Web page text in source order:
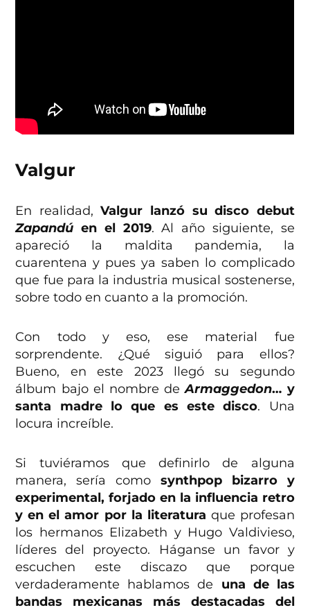
Valgur
En realidad, Valgur lanzó su disco debut
Zapandú en el 2019. Al año siguiente, se
apareció la maldita pandemia, la
cuarentena y pues ya saben lo complicado
que fue para la industria musical sostenerse,
sobre todo en cuanto a la promoción.
Con todo y eso, ese material fue
sorprendente. ¿Qué siguió para ellos?
Bueno, en este 2023 llegó su segundo
álbum bajo el nombre deArmaggedon… y
santa madre lo que es este disco. Una
locura increíble.
Si tuviéramos que definirlo de alguna
manera, sería como synthpop bizarro y
experimental, forjado en la influencia retro
y en el amor por la literatura que profesan
los hermanos Elizabeth y Hugo Valdivieso,
líderes del proyecto. Háganse un favor y
escuchen este discazo que porque
verdaderamente hablamos de una de las
bandas mexicanas más destacadas del